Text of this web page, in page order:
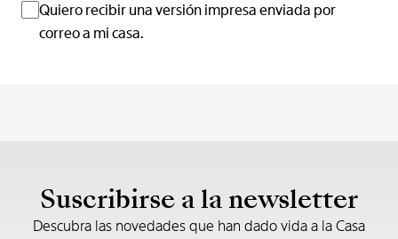
Quiero recibir una versión impresa enviada por
correo a mi casa.
Suscribirse a la newsletter
Descubra las novedades que han dado vida a la Casa